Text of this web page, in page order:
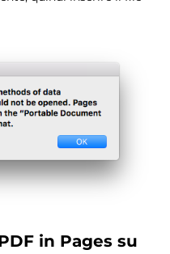
in Pages su